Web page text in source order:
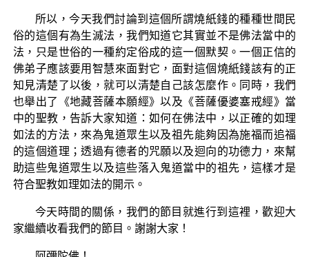
所以，今天我們討論到這個所謂燒紙錢的種種世間民
俗的這個有為生滅法，我們知道它其實並不是佛法當中的
法，只是世俗的一種約定俗成的這一個默契。一個正信的
佛弟子應該要用智慧來面對它，面對這個燒紙錢該有的正
知見清楚了以後，就可以清楚自己該怎麼作。同時，我們
也舉出了《地藏菩薩本願經》以及《菩薩優婆塞戒經》當
中的聖教，告訴大家知道：如何在佛法中，以正確的如理
如法的方法，來為鬼道眾生以及祖先能夠因為施福而追福
的這個道理；透過有德者的咒願以及迴向的功德力，來幫
助這些鬼道眾生以及這些落入鬼道當中的祖先，這樣才是
符合聖教如理如法的開示。
今天時間的關係，我們的節目就進行到這裡，歡迎大
家繼續收看我們的節目。謝謝大家！